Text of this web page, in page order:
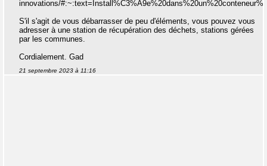
innovations/
S'il s'agit de vous débarrasser de peu d'éléments, vous pouvez vous
adresser à une station de récupération des déchets, stations gérées
par les communes.
Cordialement. Gad
21 septembre 2023 à 11:16